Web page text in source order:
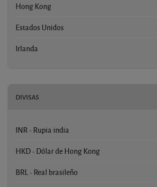
Hong Kong
Estados Unidos
Irlanda
DIVISAS
INR - Rupia india
HKD - Dólar de Hong Kong
BRL - Real brasileño